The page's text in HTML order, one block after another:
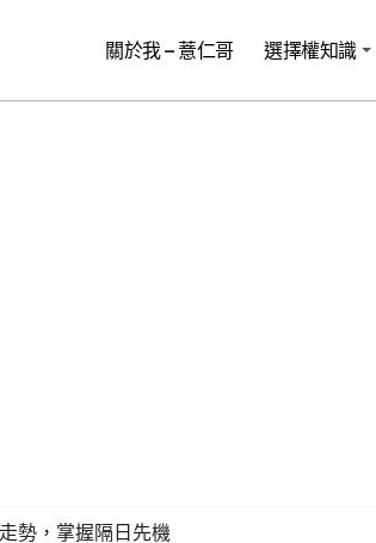
關於我 – 薏仁哥 選擇權知識
勢，掌握隔日先機